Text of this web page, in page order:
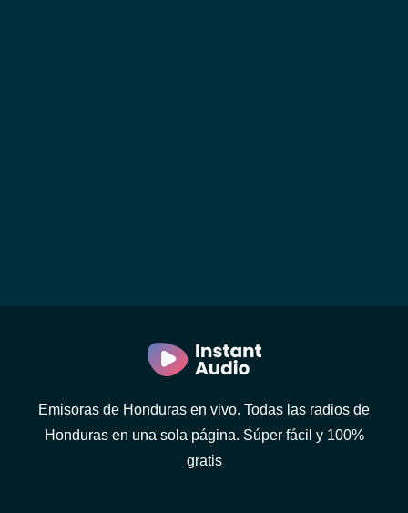
Emisoras de Honduras en vivo. Todas las radios de
Honduras en una sola página. Súper fácil y 100%
gratis